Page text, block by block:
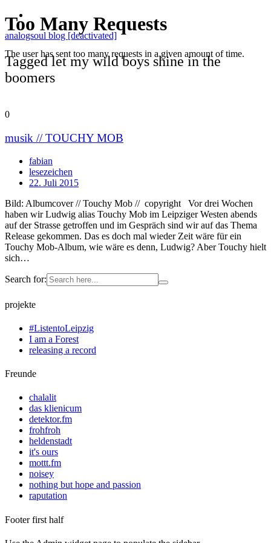
analogsoul blog [deactivated]
Tagged let my wild boys shine in the
boomers
0
musik // TOUCHY MOB
fabian
lesezeichen
22. Juli 2015
Bild: Albumcover // Touchy Mob // copyright Vor drei Wochen
haben wir Ludwig alias Touchy Mob im Leipziger Westen abends
auf der Strasse getroffen und im Gespräch sind wir auf das Thema
Release gekommen. Das es doch mal wieder Zeit wäre für ein
Touchy Mob-Album, wie wäre es denn, Ludwig? Aber Touchy hielt
sich…
Search for:
projekte
#ListentoLeipzig
I am a Forest
releasing a record
Freunde
chalalit
das klienicum
detektor.fm
frohfroh
heldenstadt
it's ours
mottt.fm
noisey
nothing but hope and passion
raputation
Footer first half